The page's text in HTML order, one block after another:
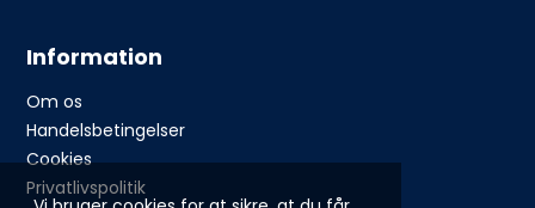
Information
Om os
Handelsbetingelser
Cookies
Privatlivspolitik